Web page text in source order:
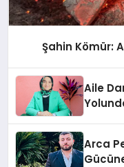
Şahin Kömür:
Aile
Arca